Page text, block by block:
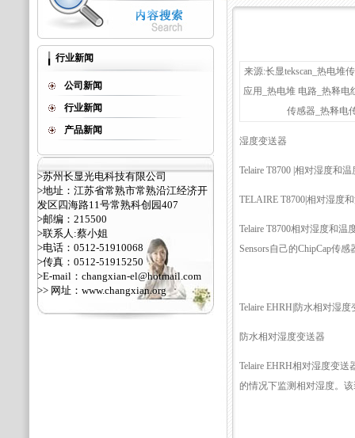
行业新闻
公司新闻
行业新闻
产品新闻
>苏州长显光电科技有限公司
>地址：江苏省常熟市常熟沿江经济开
发区四海路11号常熟科创园407
>邮编：215500
>联系人:蔡小姐
>电话：0512-51910068
>传真：0512-51915250
>E-mail：changxian-el@hotmail.com
>> 网址： www.changxian.org
来源:长显tekscan_热电堆
应用_热电堆 电路_热释
传感器_热释电
湿度变送器
Telaire T8700 |相对湿度和
TELAIRE T8700|相对湿度
Telaire T8700相对湿度和
Sensors自己的ChipCap传
Telaire EHRH|防水相对湿度
防水相对湿度变送器
Telaire EHRH相对湿度变
的情况下监测相对湿度。